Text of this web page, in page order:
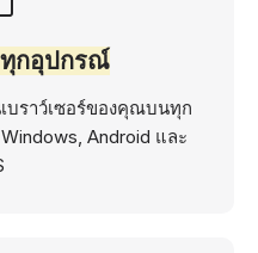
กอุปกรณ์
บราว์เซอร์ของคุณบนทุก
Android และ